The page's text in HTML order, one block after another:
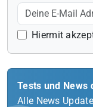
Hiermit
Tests und
Alle News